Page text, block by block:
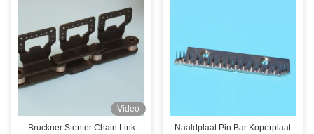
Video
Bruckner Stenter Chain Link
Naaldplaat Pin Bar Koperplaat